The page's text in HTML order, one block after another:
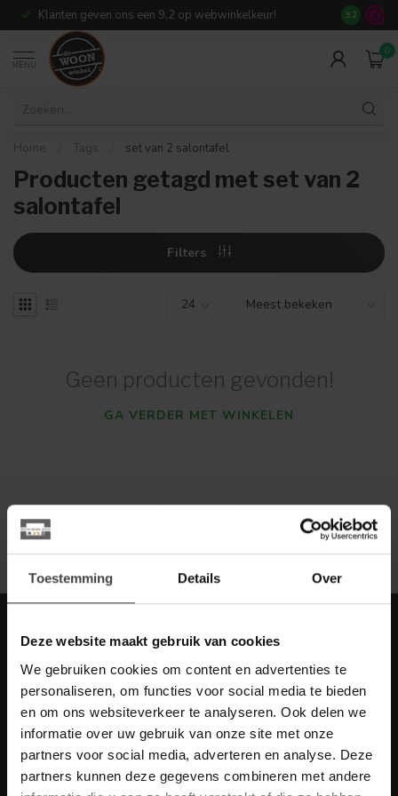
Toestemming Details Over
Deze website maakt gebruik van cookies
We gebruiken cookies om content en advertenties te
personaliseren, om functies voor social media te bieden
en om ons websiteverkeer te analyseren. Ook delen we
informatie over uw gebruik van onze site met onze
partners voor social media, adverteren en analyse. Deze
partners kunnen deze gegevens combineren met andere
Klanten geven ons een 9,2 op webwinkelkeur! Meer dan
9.2
MENU
0
Home Tags set van 2 salontafel
Producten getagd met set van 2
salontafel
Filters
Geen producten gevonden!
GA VERDER MET WINKELEN
Toon1-0van 0
Meer informatie
scherpe acties
Blijf op de hoogte van onze actuele aanbiedingen